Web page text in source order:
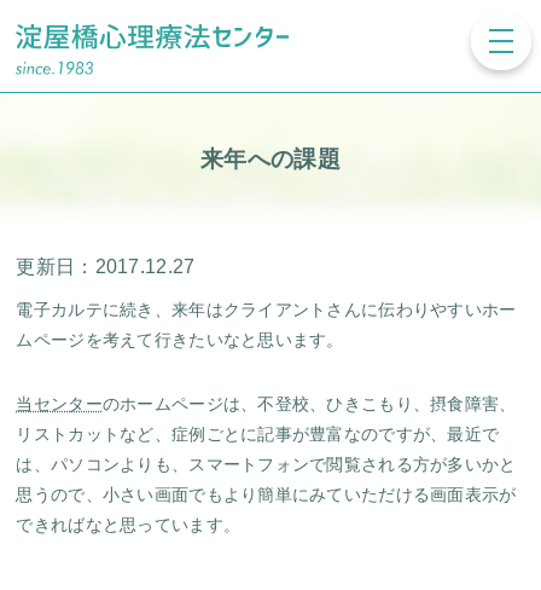
来年への課題
更新日：2017.12.27
電子カルテに続き、来年はクライアントさんに伝わりやすいホー
ムページを考えて行きたいなと思います。
当センターのホームページは、不登校、ひきこもり、摂食障害、
リストカットなど、症例ごとに記事が豊富なのですが、最近で
は、パソコンよりも、スマートフォンで閲覧される方が多いかと
思うので、小さい画面でもより簡単にみていただける画面表示が
できればなと思っています。